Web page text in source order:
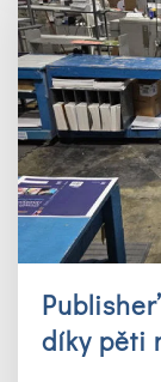
díky pěti